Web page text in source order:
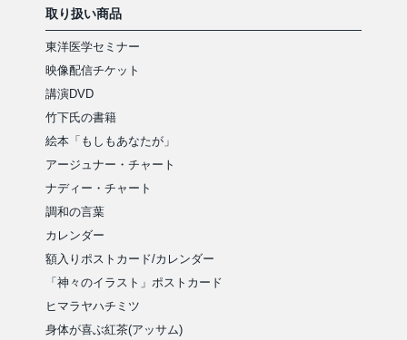
取り扱い商品
東洋医学セミナー
映像配信チケット
講演DVD
竹下氏の書籍
絵本「もしもあなたが」
アージュナー・チャート
ナディー・チャート
調和の言葉
カレンダー
額入りポストカード/カレンダー
「神々のイラスト」ポストカード
ヒマラヤハチミツ
身体が喜ぶ紅茶(アッサム)